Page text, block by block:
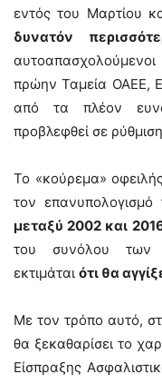
εντός του Μαρτίου
δυνατόν
πρώην Ταμεία ΟΑΕΕ,
από τα πλέον
προβλεφθεί σε
Το «κούρεμα»
τον
μεταξύ 2002 και
του συνόλου των
εκτιμάται ότι θα
Με τον τρόπο αυτό,
θα ξεκαθαρίσει το
Είσπραξης